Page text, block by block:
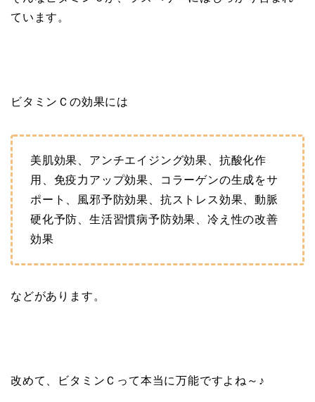
ています。
ビタミンＣの効果には
美肌効果、アンチエイジング効果、抗酸化作
用、免疫力アップ効果、コラーゲンの生成をサ
ポート、風邪予防効果、抗ストレス効果、動脈
硬化予防、生活習慣病予防効果、冷え性の改善
効果
などがあります。
改めて、ビタミンＣって本当に万能ですよね～♪